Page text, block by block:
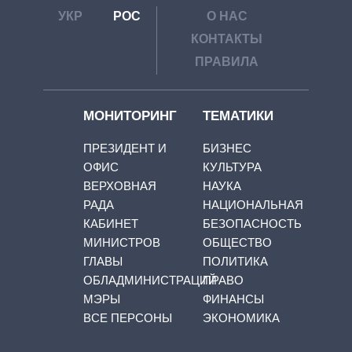
УКР РОС
О НАС
КОНТАКТЫ
ПРАВИЛА
МОНИТОРИНГ
ПРЕЗИДЕНТ И
ОФИС
ВЕРХОВНАЯ
РАДА
КАБИНЕТ
МИНИСТРОВ
ГЛАВЫ
ОБЛАДМИНИСТРАЦИЙ
МЭРЫ
ВСЕ ПЕРСОНЫ
ТЕМАТИКИ
БИЗНЕС
КУЛЬТУРА
НАУКА
НАЦИОНАЛЬНАЯ
БЕЗОПАСНОСТЬ
ОБЩЕСТВО
ПОЛИТИКА
ПРАВО
ФИНАНСЫ
ЭКОНОМИКА